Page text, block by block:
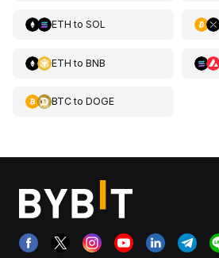
ETH to SOL
ETH to BNB
BTCto DOGE